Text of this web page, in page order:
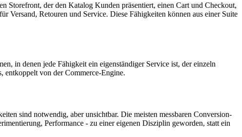
Storefront, der den Katalog Kunden präsentiert, einen Cart und Checkout,
Versand, Retouren und Service. Diese Fähigkeiten können aus einer Suite
in denen jede Fähigkeit ein eigenständiger Service ist, der einzeln
entkoppelt von der Commerce-Engine.
sind notwendig, aber unsichtbar. Die meisten messbaren Conversion-
Performance - zu einer eigenen Disziplin geworden, statt ein